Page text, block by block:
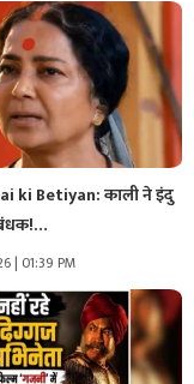
ki Betiyan: काली ने इंदु
| 01:39 PM